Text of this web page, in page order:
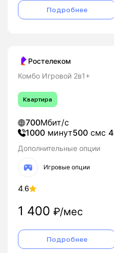
Подробнее
Ростелеком
Комбо Игровой 2в1+
Квартира
700Мбит/с
1000 минут500 смс
Дополнительные опции
Игровые опции
4.6
1 400 ₽/мес
Подробнее